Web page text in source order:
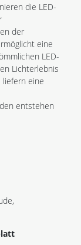
die LED-
der
eine
LED-
Lichterlebnis
liefern eine
entstehen